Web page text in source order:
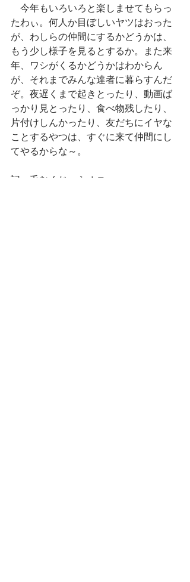
今年もいろいろと楽しませてもらっ
たわぃ。何人か目ぼしいヤツはおった
が、わしらの仲間にするかどうかは、
もう少し様子を見るとするか。また来
年、ワシがくるかどうかはわからん
が、それまでみんな達者に暮らすんだ
ぞ。夜遅くまで起きとったり、動画ば
っかり見とったり、食べ物残したり、
片付けしんかったり、友だちにイヤな
ことするやつは、すぐに来て仲間にし
てやるからな～。
記：毛むくじゃらオニ